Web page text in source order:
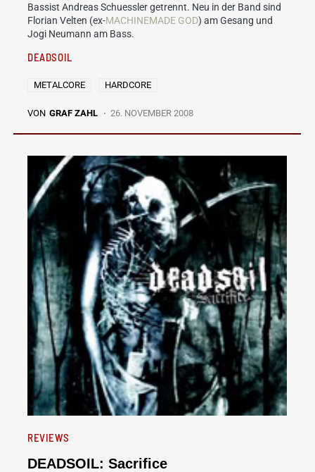
Bassist Andreas Schuessler getrennt. Neu in der Band sind
Florian Velten (ex-MACHINEMADE GOD) am Gesang und
Jogi Neumann am Bass.
DEADSOIL
METALCORE HARDCORE
VON GRAF ZAHL 26. NOVEMBER 2008
REVIEWS
DEADSOIL: Sacrifice